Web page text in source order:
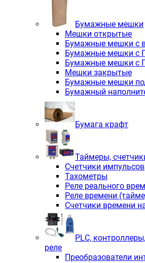
Бумажные мешки
Мешки открытые
Бумажные мешки с
Бумажные мешки с
Бумажные мешки с
Мешки закрытые
Бумажные мешки
Бумажный
Бумага крафт
Таймеры,
Счетчики импульсов
Тахометры
Реле реального
Реле времени
Счетчики времени
PLС,
реле
Преобразователи